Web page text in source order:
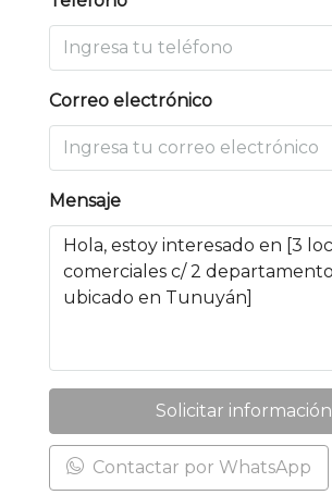
Correo electrónico
Mensaje
Solicitar información
Contactar por WhatsApp